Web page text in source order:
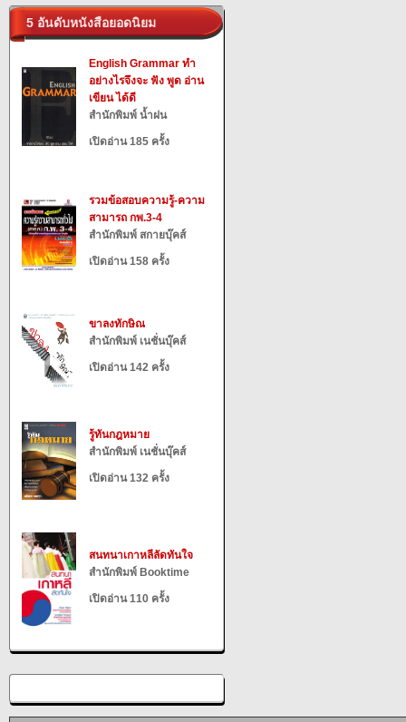
5 อันดับหนังสือยอดนิยม
English Grammar ทำ
อย่างไรจึงจะ ฟัง พูด อ่าน
เขียน ได้ดี
สำนักพิมพ์ น้ำฝน
เปิดอ่าน 185 ครั้ง
รวมข้อสอบความรู้-ความ
สามารถ กพ.3-4
สำนักพิมพ์ สกายบุ๊คส์
เปิดอ่าน 158 ครั้ง
ขาลงทักษิณ
สำนักพิมพ์ เนชั่นบุ๊คส์
เปิดอ่าน 142 ครั้ง
รู้ทันกฎหมาย
สำนักพิมพ์ เนชั่นบุ๊คส์
เปิดอ่าน 132 ครั้ง
สนทนาเกาหลีลัดทันใจ
สำนักพิมพ์ Booktime
เปิดอ่าน 110 ครั้ง